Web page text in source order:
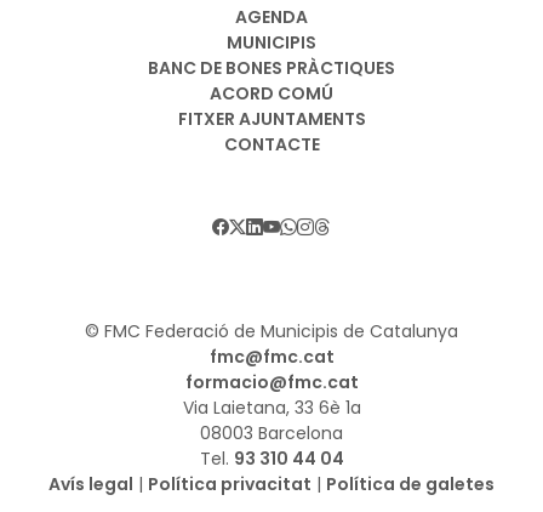
AGENDA
MUNICIPIS
BANC DE BONES PRÀCTIQUES
ACORD COMÚ
FITXER AJUNTAMENTS
CONTACTE
© FMC Federació de Municipis de Catalunya
fmc@fmc.cat
formacio@fmc.cat
Via Laietana, 33 6è 1a
08003 Barcelona
Tel. 93 310 44 04
Avís legal | Política privacitat | Política de galetes